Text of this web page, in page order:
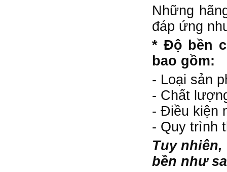
Những
đáp ứng
* Độ bền
bao gồm:
- Loại sản
- Chất
- Điều kiện
- Quy trình
Tuy
bền như